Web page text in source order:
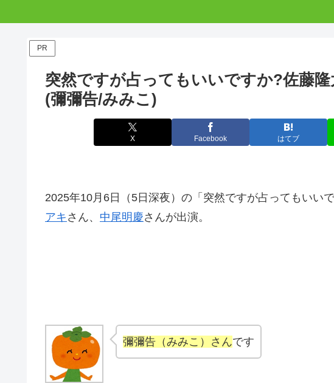
PR
突然ですが占ってもいいですか?佐藤
(彌彌告/みみこ)
X Facebook はてブ
2025年10月6日（5日深夜）の「突然ですが占ってもいい
アキ さん、 中尾明慶さんが出演。
彌彌告（みみこ）さんです